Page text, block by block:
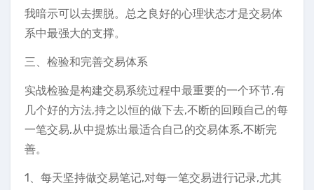
我暗示可以去摆脱。总之良好的心理状态才是交易体
系中最强大的支撑。
三、检验和完善交易体系
实战检验是构建交易系统过程中最重要的一个环节,有
几个好的方法,持之以恒的做下去,不断的回顾自己的每
一笔交易,从中提炼出最适合自己的交易体系,不断完
善。
1、每天坚持做交易笔记,对每一笔交易进行记录,尤其